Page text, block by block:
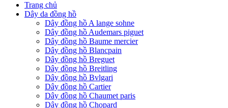
Trang chủ
Dây da đồng hồ
Dây đồng hồ A lange sohne
Dây đồng hồ Audemars piguet
Dây đồng hồ Baume mercier
Dây đồng hồ Blancpain
Dây đồng hồ Breguet
Dây đồng hồ Breitling
Dây đồng hồ Bvlgari
Dây đồng hồ Cartier
Dây đồng hồ Chaumet paris
Dây đồng hồ Chopard